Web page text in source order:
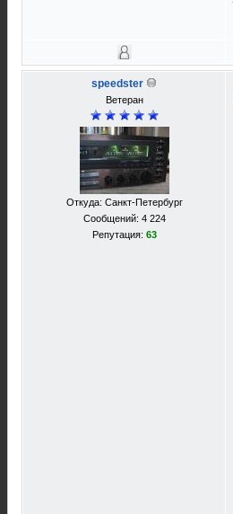
speedster
Ветеран
Откуда: Санкт-Петербург
Сообщений: 4 224
Репутация: 63